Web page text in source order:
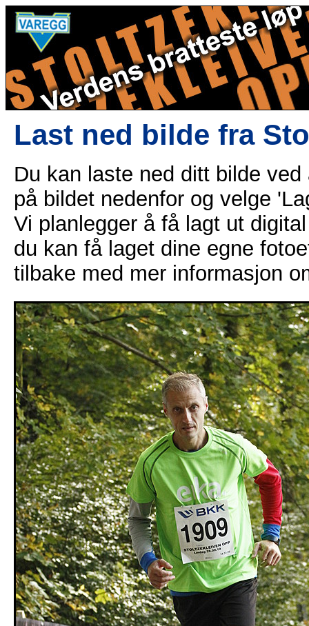
Last ned bilde fra
Du kan laste ned ditt bilde
på bildet nedenfor og velge
Vi planlegger å få lagt ut
du kan få laget dine egne
tilbake med mer informasjon